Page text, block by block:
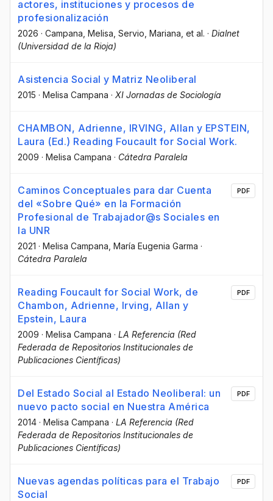
actores, instituciones y procesos de
profesionalización
2026 · Campana, Melisa , Servio, Mariana , et al. · Dialnet
(Universidad de la Rioja)
Asistencia Social y Matriz Neoliberal
2015 · Melisa Campana · XI Jornadas de Sociología
CHAMBON, Adrienne, IRVING, Allan y EPSTEIN,
Laura (Ed.) Reading Foucault for Social Work.
2009 · Melisa Campana · Cátedra Paralela
Caminos Conceptuales para dar Cuenta
del «Sobre Qué» en la Formación
Profesional de Trabajador@s Sociales en
la UNR
2021 · Melisa Campana , María Eugenia Garma ·
Cátedra Paralela
PDF
Reading Foucault for Social Work, de
Chambon, Adrienne, Irving, Allan y
Epstein, Laura
2009 · Melisa Campana · LA Referencia (Red
Federada de Repositorios Institucionales de
Publicaciones Científicas)
PDF
Del Estado Social al Estado Neoliberal: un
nuevo pacto social en Nuestra América
2014 · Melisa Campana · LA Referencia (Red
Federada de Repositorios Institucionales de
Publicaciones Científicas)
PDF
Nuevas agendas políticas para el Trabajo
Social
PDF